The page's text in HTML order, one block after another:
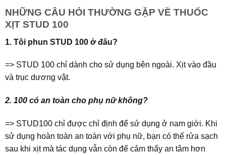
NHỮNG CÂU HỎI THƯỜNG GẶP VỀ THUỐC
XỊT STUD 100
1. Tôi phun STUD 100 ở đâu?
=> STUD 100 chỉ dành cho sử dụng bên ngoài. Xịt vào đầu
và trục dương vật.
2. 100 có an toàn cho phụ nữ không?
=> STUD100 chỉ được chỉ định để sử dụng ở nam giới. Khi
sử dụng hoàn toàn an toàn với phụ nữ, bạn có thể rửa sạch
sau khi xịt mà tác dụng vẫn còn để cảm thấy an tâm hơn